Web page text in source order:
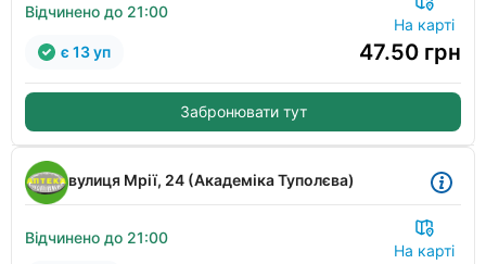
Відчинено до 21:00
На карті
47.50 грн
є 13 уп
Забронювати тут
вулиця Мрії, 24 (Академіка Туполєва)
Відчинено до 21:00
На карті